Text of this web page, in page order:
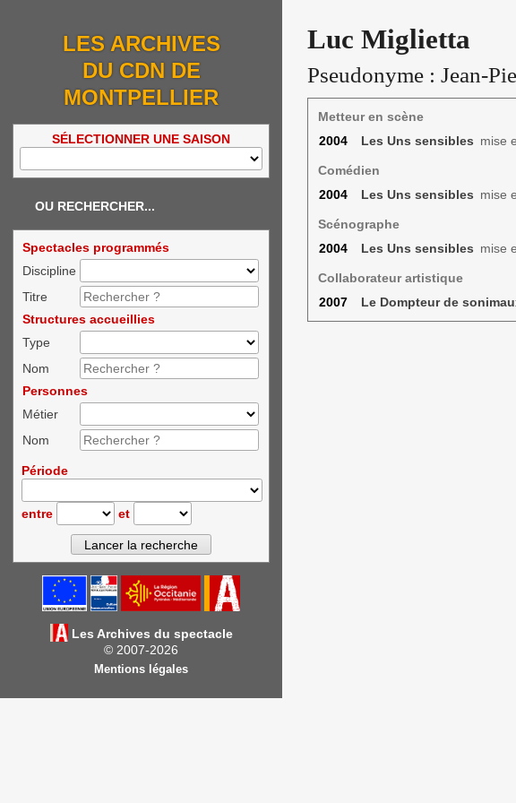
LES ARCHIVES
DU CDN DE
MONTPELLIER
SÉLECTIONNER UNE SAISON
OU RECHERCHER...
Spectacles programmés
Discipline
Titre
Structures accueillies
Type
Nom
Personnes
Métier
Nom
Période
entre et
Les Archives du spectacle
© 2007-2026
Mentions légales
Luc Miglietta
Pseudonyme : Jean-
Metteur en scène
2004
Les Uns sensibles mise
Comédien
2004
Les Uns sensibles mise
Scénographe
2004
Les Uns sensibles mise
Collaborateur artistique
2007
Le Dompteur de